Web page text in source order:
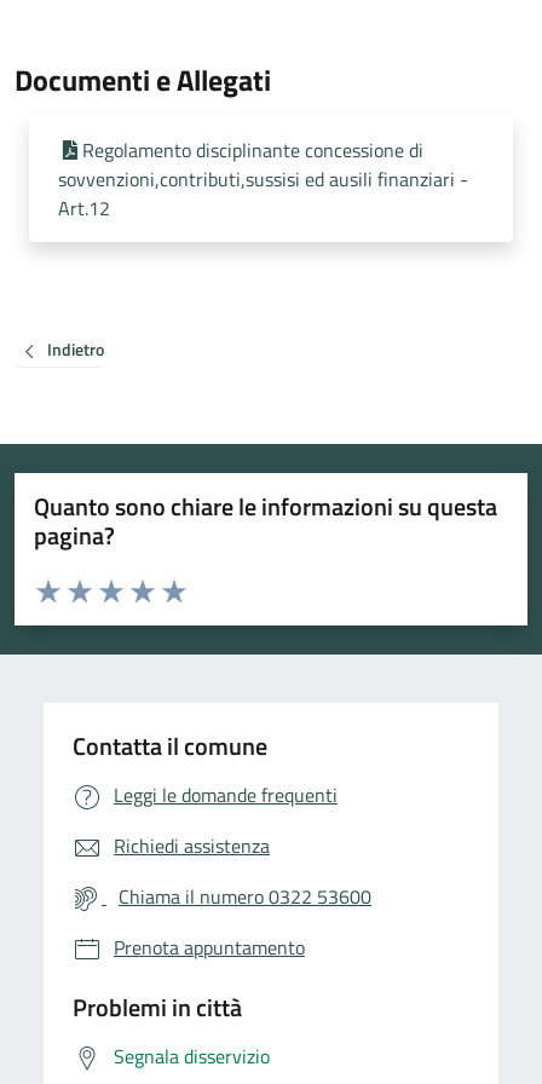
Documenti e Allegati
Regolamento disciplinante concessione di
sovvenzioni,contributi,sussisi ed ausili finanziari -
Art.12
Indietro
Quanto sono chiare le informazioni su questa
pagina?
Valuta da 1 a 5 stelle la pagina
Valuta 5 stelle su 5
Valuta 4 stelle su 5
Valuta 3 stelle su 5
Valuta 2 stelle su 5
Valuta 1 stelle su 5
Contatta il comune
Leggi le domande frequenti
Richiedi assistenza
Chiama il numero 0322 53600
Prenota appuntamento
Problemi in città
Segnala disservizio